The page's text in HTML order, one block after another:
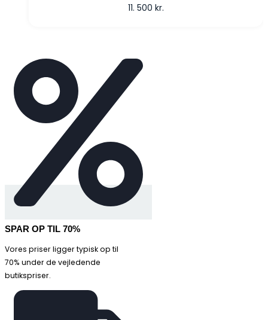
11. 500 kr.
SPAR OP TIL 70%
Vores priser ligger typisk op til
70% under de vejledende
butikspriser.